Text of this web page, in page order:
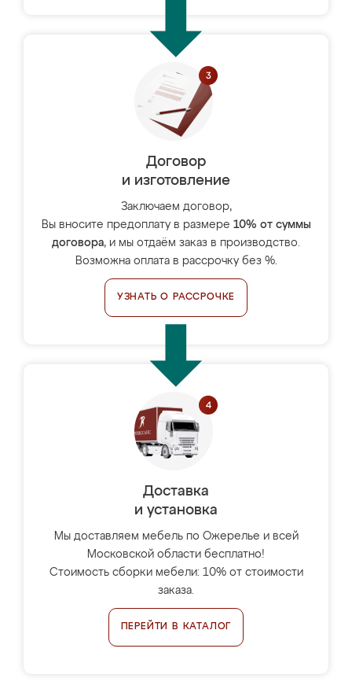
Договор
и изготовление
Заключаем договор,
Вы вносите предоплату в размере 10% от суммы
договора, и мы отдаём заказ в производство.
Возможна оплата в рассрочку без %.
УЗНАТЬ О РАССРОЧКЕ
Доставка
и установка
Мы доставляем мебель по Ожерелье и всей
Московской области бесплатно!
Стоимость сборки мебели: 10% от стоимости
заказа.
ПЕРЕЙТИ В КАТАЛОГ